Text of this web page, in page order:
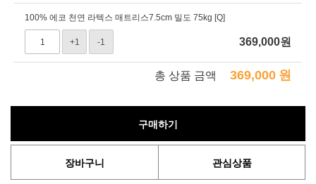
100% 에코 천연 라텍스 매트리스7.5cm 밀도 75kg [Q]
+1 -1 369,000원
총 상품 금액 369,000 원
구매하기
장바구니 관심상품